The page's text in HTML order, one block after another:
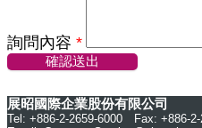
詢問內容 *
確認送出
展昭國際企業股份有限公司
Tel: +886-2-2659-6000 Fax: +886-2-